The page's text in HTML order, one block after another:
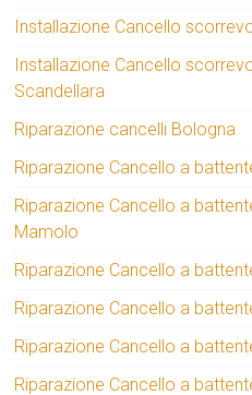
Installazione Cancello
Installazione Cancello
Scandellara
Riparazione cancelli Bologna
Riparazione Cancello a
Riparazione Cancello a
Mamolo
Riparazione Cancello a
Riparazione Cancello a
Riparazione Cancello a
Riparazione Cancello a